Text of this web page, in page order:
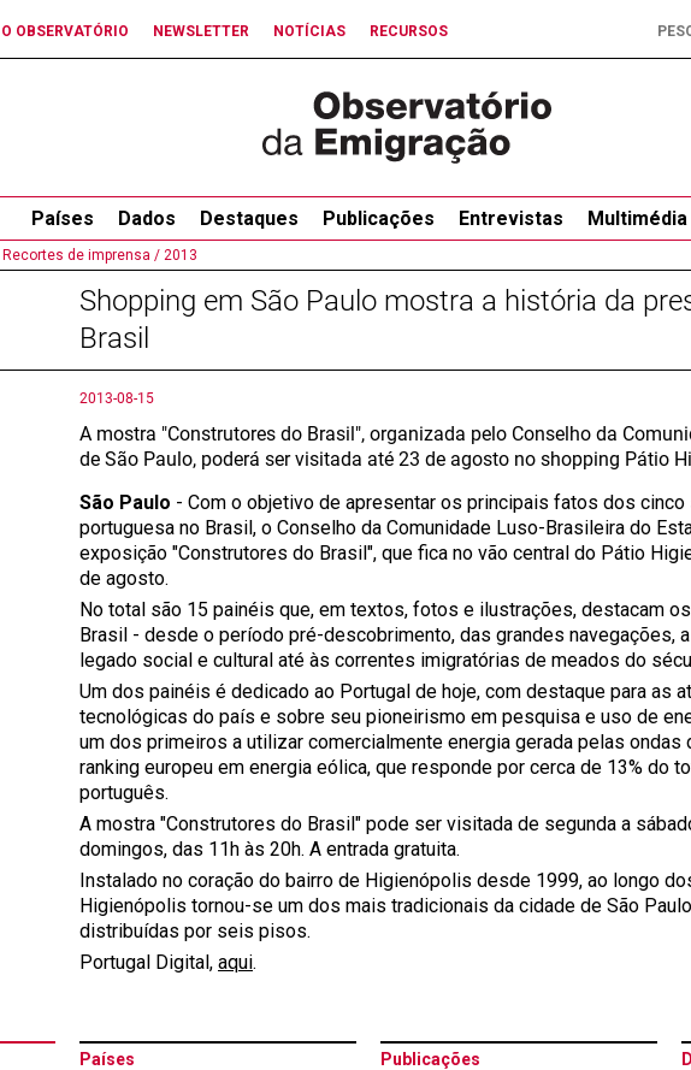
O OBSERVATÓRIO NEWSLETTER NOTÍCIAS RECURSOS
Países Dados Destaques Publicações Entrevistas Multimédia
Recortes de imprensa / 2013
Shopping em São Paulo mostra a história da
Brasil
2013-08-15
A mostra "Construtores do Brasil", organizada pelo Conselho da
de São Paulo, poderá ser visitada até 23 de agosto no shopping Pátio
São Paulo - Com o objetivo de apresentar os principais fatos dos
portuguesa no Brasil, o Conselho da Comunidade Luso-Brasileira do
exposição "Construtores do Brasil", que fica no vão central do Pátio
de agosto.
No total são 15 painéis que, em textos, fotos e ilustrações, destacam
Brasil - desde o período pré-descobrimento, das grandes navegações,
legado social e cultural até às correntes imigratórias de meados do
Um dos painéis é dedicado ao Portugal de hoje, com destaque para as
tecnológicas do país e sobre seu pioneirismo em pesquisa e uso de
um dos primeiros a utilizar comercialmente energia gerada pelas ondas
ranking europeu em energia eólica, que responde por cerca de 13% do
português.
A mostra "Construtores do Brasil" pode ser visitada de segunda a
domingos, das 11h às 20h. A entrada gratuita.
Instalado no coração do bairro de Higienópolis desde 1999, ao longo
Higienópolis tornou-se um dos mais tradicionais da cidade de São
distribuídas por seis pisos.
Portugal Digital, aqui.
Países Publicações